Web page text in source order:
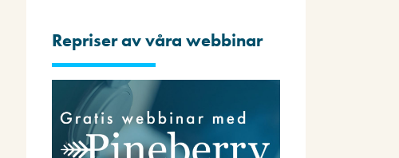
Repriser av våra webbinar